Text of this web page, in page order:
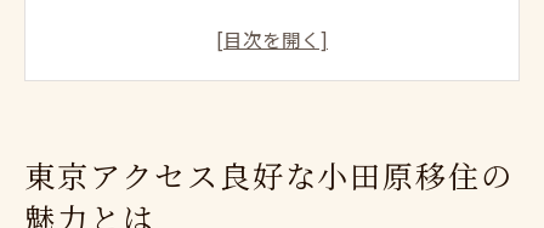
通勤もレジャーも快適な小田原移住のライ
アクセスに優れた小田原ならではの暮らし
方とは
東京アクセス良好な小田原移住の
魅力とは